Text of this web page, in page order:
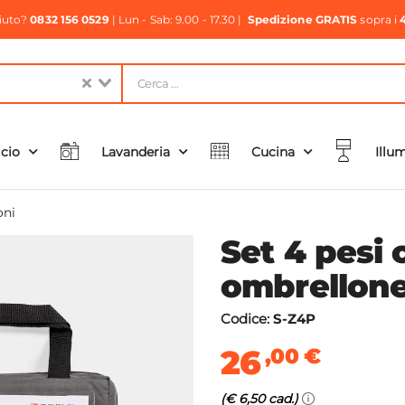
0832 156 0529| Lun - Sab: 9.00 - 17.30 | Spedizione GRATIS sopra i
Lavanderia Cucina
Set 4 pesi
Codice: S-Z4P
26,00€
(€ 6,50 cad.)